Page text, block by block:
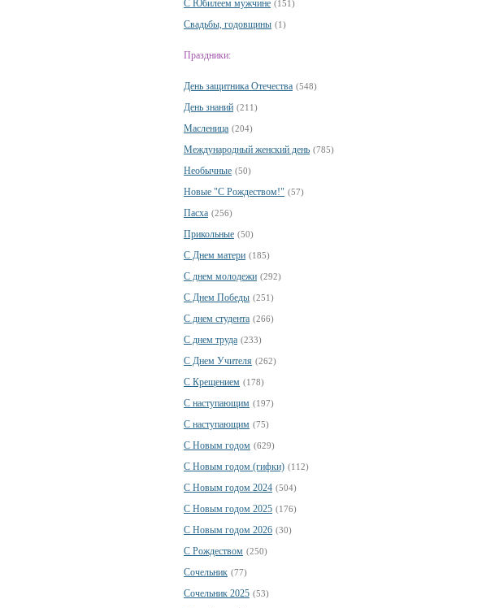
С Юбилеем мужчине (151)
Свадьбы, годовщины (1)
Праздники:
День защитника Отечества (548)
День знаний (211)
Масленица (204)
Международный женский день (785)
Необычные (50)
Новые "С Рождеством!" (57)
Пасха (256)
Прикольные (50)
С Днем матери (185)
С днем молодежи (292)
С Днем Победы (251)
С днем студента (266)
С днем труда (233)
С Днем Учителя (262)
С Крещением (178)
С наступающим (197)
С наступающим (75)
С Новым годом (629)
С Новым годом (гифки) (112)
С Новым годом 2024 (504)
С Новым годом 2025 (176)
С Новым годом 2026 (30)
С Рождеством (250)
Сочельник (77)
Сочельник 2025 (53)